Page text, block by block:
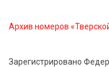
7 Авг 2026 15:30
трансформаторных
Архив номеров
Зарегистрировано